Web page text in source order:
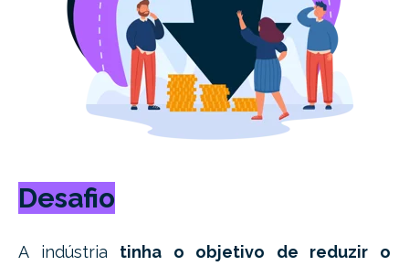
Desafio
A indústria tinha o objetivo de reduzir o